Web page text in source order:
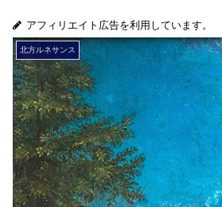
アフィリエイト広告を利用しています。
北方ルネサンス